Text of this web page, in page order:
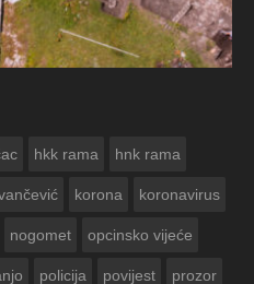
hkk rama hnk rama
korona koronavirus
nogomet opcinsko vijeće
policija povijest prozor